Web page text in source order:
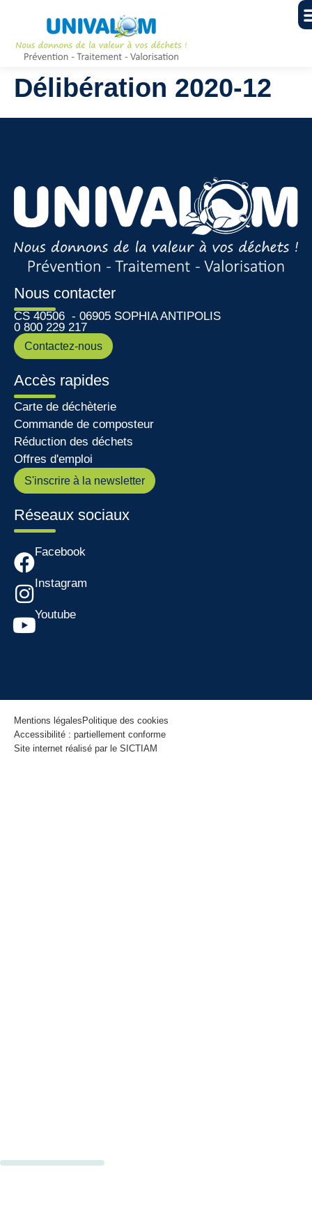
Délibération 2020-12
Nous contacter
CS 40506 - 06905 SOPHIA ANTIPOLIS
0 800 229 217
Contactez-nous
Accès rapides
Carte de déchèterie
Commande de composteur
Réduction des déchets
Offres d'emploi
S'inscrire à la newsletter
Réseaux sociaux
Facebook
Instagram
Youtube
Mentions légales Politique des cookies
Accessibilité : partiellement conforme
Site internet réalisé par le SICTIAM